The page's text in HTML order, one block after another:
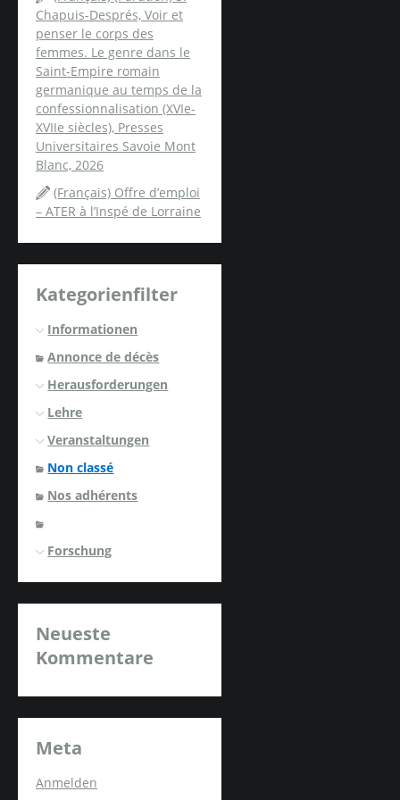
Chapuis-Després, Voir et
penser le corps des
femmes. Le genre dans le
Saint-Empire romain
germanique au temps de la
confessionnalisation (XVIe-
XVIIe siècles), Presses
Universitaires Savoie Mont
Blanc, 2026
(Français) Offre d’emploi
– ATER à l’Inspé de Lorraine
Kategorienfilter
Informationen
Annonce de décès
Herausforderungen
Lehre
Veranstaltungen
Non classé
Nos adhérents
Forschung
Neueste
Kommentare
Meta
Anmelden